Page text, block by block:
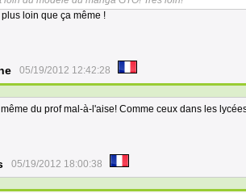
plus loin que ça même !
05/19/2012 12:42:28
même du prof mal-à-l'aise! Comme ceux dans les
05/19/2012 18:00:38